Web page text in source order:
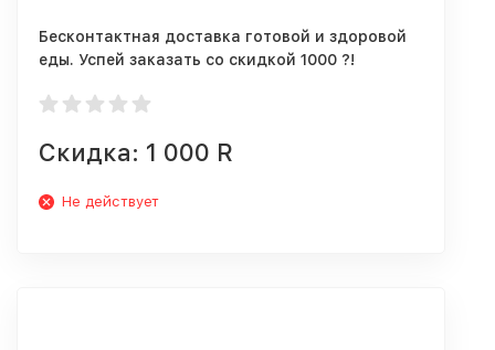
Бесконтактная доставка готовой и здоровой
еды. Успей заказать со скидкой 1000 ?!
Скидка: 1 000 R
Не действует